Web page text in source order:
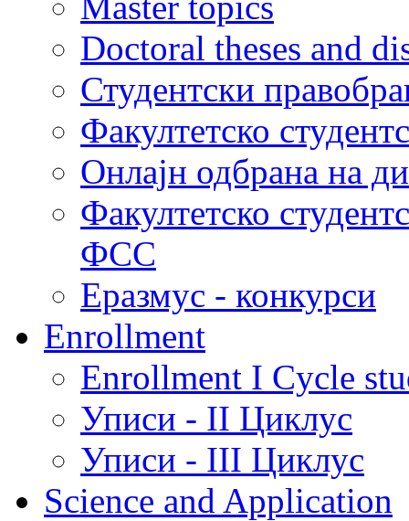
Doctoral theses and
Студентски
Факултетско
Онлајн одбрана на
Факултетско
ФСС
Еразмус - конкурси
Enrollment
Enrollment I Cycle
Уписи - II Циклус
Уписи - III Циклус
Science and Application